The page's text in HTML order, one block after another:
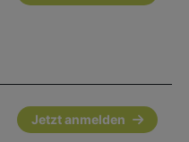
Jetzt anmelden